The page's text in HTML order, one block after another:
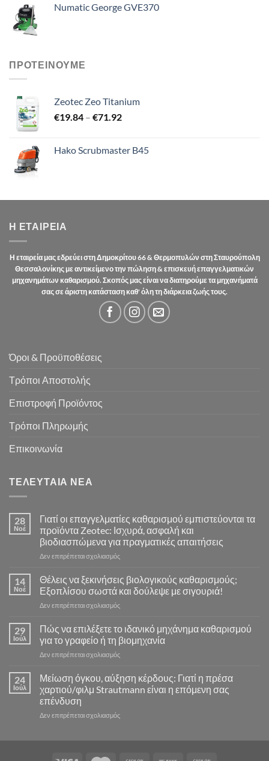
Numatic George GVE370
ΠΡΟΤΕΙΝΟΥΜΕ
Zeotec Zeo Titanium
€19.84 – €71.92Price
through
Hako Scrubmaster B45
Η ΕΤΑΙΡΕΊΑ
Η εταιρεία μας εδρεύει στη Δημοκρίτου 66 & Θερμοπυλών στη Σταυρούπολη
Θεσσαλονίκης με αντικείμενο την πώληση & επισκευή επαγγελματικών
μηχανημάτων καθαρισμού. Σκοπός μας είναι να διατηρούμε τα μηχανήματά
σας σε άριστη κατάσταση καθ' όλη τη διάρκεια ζωής τους.
Όροι & Προϋποθέσεις
Τρόποι Αποστολής
Επιστροφή Προϊόντος
Τρόποι Πληρωμής
Επικοινωνία
ΤΕΛΕΥΤΑΊΑ ΝΈΑ
28
Νοέ
Γιατί οι επαγγελματίες καθαρισμού εμπιστεύονται τα
προϊόντα Zeotec: Ισχυρά, ασφαλή και
βιοδιασπώμενα για πραγματικές απαιτήσεις
Δεν επιτρέπεται σχολιασμόςστο
επαγγελματίες
καθαρισμού
εμπιστεύονται
προϊόντα
Zeotec:
Ισχυρά,
ασφαλή
βιοδιασπώμενα
για
14
Νοέ
Θέλεις να ξεκινήσεις βιολογικούς καθαρισμούς;
Εξοπλίσου σωστά και δούλεψε με σιγουριά!
Δεν επιτρέπεται σχολιασμόςστο
ξεκινήσεις
βιολογικούς
καθαρισμούς;
σωστά
και
σιγουριά!
29
Ιούλ
Πώς να επιλέξετε το ιδανικό μηχάνημα καθαρισμού
για το γραφείο ή τη βιομηχανία
Δεν επιτρέπεται σχολιασμόςστο
επιλέξετε
το
μηχάνημα
24
Ιούλ
Μείωση όγκου, αύξηση κέρδους: Γιατί η πρέσα
χαρτιού/φιλμ Strautmann είναι η επόμενη σας
επένδυση
Δεν επιτρέπεται σχολιασμόςστο